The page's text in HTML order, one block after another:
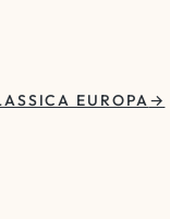
EUROPA